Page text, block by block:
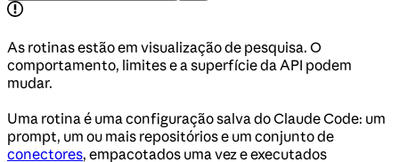
As rotinas estão em visualização de pesquisa. O
comportamento, limites e a superfície da API podem
mudar.
Uma rotina é uma configuração salva do Claude Code: um
prompt, um ou mais repositórios e um conjunto de
conectores, empacotados uma vez e executados